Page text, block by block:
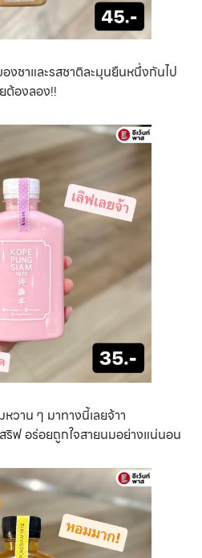
งชาและรสชาติละมุนยืนหนึ่งกันไป
ต้องลอง!!
วาน ๆ มาทางนี้เลยจ้าา
ริฟ อร่อยถูกใจสายนมอย่างแน่นอน